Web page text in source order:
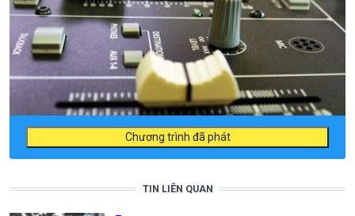
Chương trình đã phát
TIN LIÊN QUAN